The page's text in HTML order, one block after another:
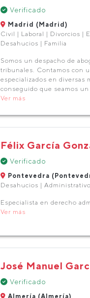
Verificado
Madrid (Madrid)
Civil | Laboral | Divorcios |
Desahucios | Familia
Somos un despacho de
tribunales. Contamos con
especializados en diversas
conseguido que seamos
Ver más
Félix García
Verificado
Pontevedra
Desahucios | Administrativo
Especialista en derecho
Ver más
José Manuel
Verificado
Almería (Almería)